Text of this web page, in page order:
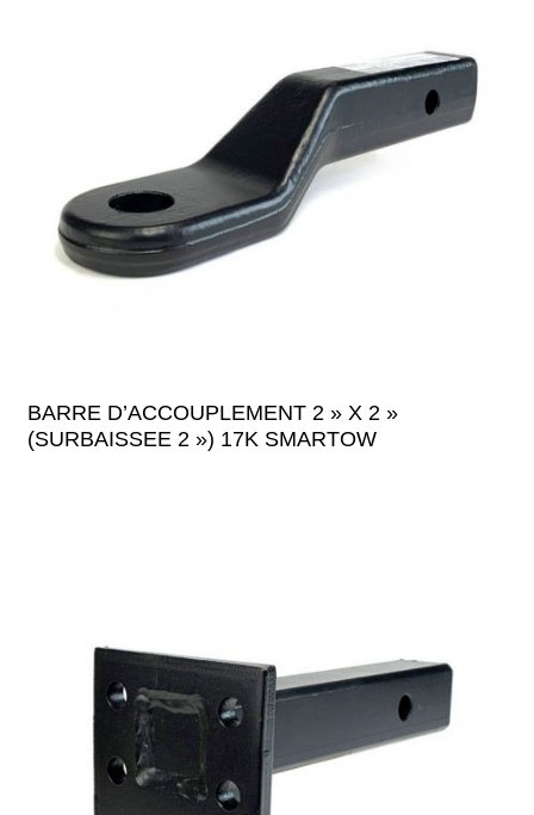
BARRE D’ACCOUPLEMENT 2 » X 2 »
(SURBAISSEE 2 ») 17K SMARTOW